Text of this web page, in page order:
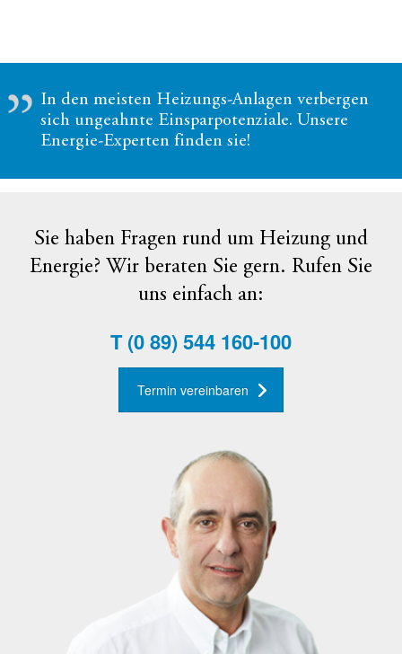
In den meisten Heizungs-Anlagen verbergen
sich ungeahnte Einsparpotenziale. Unsere
Energie-Experten finden sie!
Sie haben Fragen rund um Heizung und
Energie? Wir beraten Sie gern. Rufen Sie
uns einfach an:
T(0 89) 544 160-100
Termin vereinbaren